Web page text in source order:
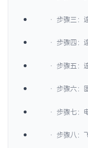
· 步骤三：
· 步骤四：
· 步骤五：
· 步骤六：
· 步骤七：
· 步骤八：